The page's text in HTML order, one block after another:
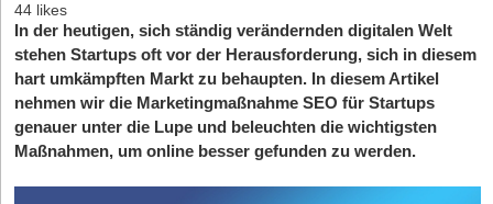
44 likes
In der heutigen, sich ständig verändernden digitalen Welt
stehen Startups oft vor der Herausforderung, sich in diesem
hart umkämpften Markt zu behaupten. In diesem Artikel
nehmen wir die Marketingmaßnahme SEO für Startups
genauer unter die Lupe und beleuchten die wichtigsten
Maßnahmen, um online besser gefunden zu werden.